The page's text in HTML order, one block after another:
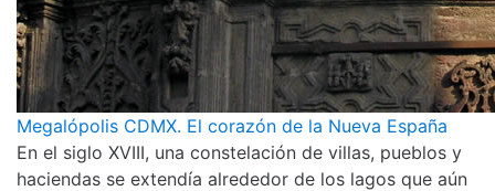
Megalópolis CDMX. El corazón de la Nueva España
En el siglo XVIII, una constelación de villas, pueblos y
haciendas se extendía alrededor de los lagos que aún